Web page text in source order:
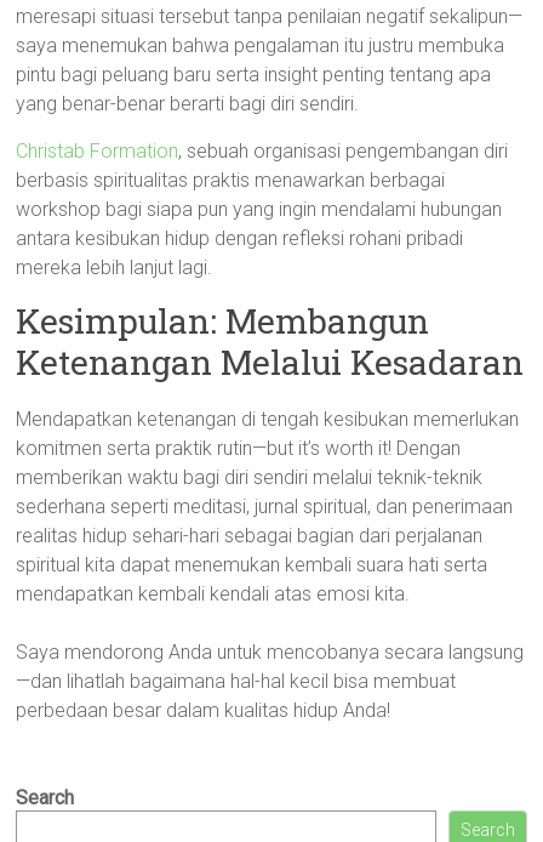
meresapi situasi tersebut tanpa penilaian negatif sekalipun—
saya menemukan bahwa pengalaman itu justru membuka
pintu bagi peluang baru serta insight penting tentang apa
yang benar-benar berarti bagi diri sendiri.
Christab Formation, sebuah organisasi pengembangan diri
berbasis spiritualitas praktis menawarkan berbagai
workshop bagi siapa pun yang ingin mendalami hubungan
antara kesibukan hidup dengan refleksi rohani pribadi
mereka lebih lanjut lagi.
Kesimpulan: Membangun
Ketenangan Melalui Kesadaran
Mendapatkan ketenangan di tengah kesibukan memerlukan
komitmen serta praktik rutin—but it’s worth it! Dengan
memberikan waktu bagi diri sendiri melalui teknik-teknik
sederhana seperti meditasi, jurnal spiritual, dan penerimaan
realitas hidup sehari-hari sebagai bagian dari perjalanan
spiritual kita dapat menemukan kembali suara hati serta
mendapatkan kembali kendali atas emosi kita.
Saya mendorong Anda untuk mencobanya secara langsung
—dan lihatlah bagaimana hal-hal kecil bisa membuat
perbedaan besar dalam kualitas hidup Anda!
Search
Search